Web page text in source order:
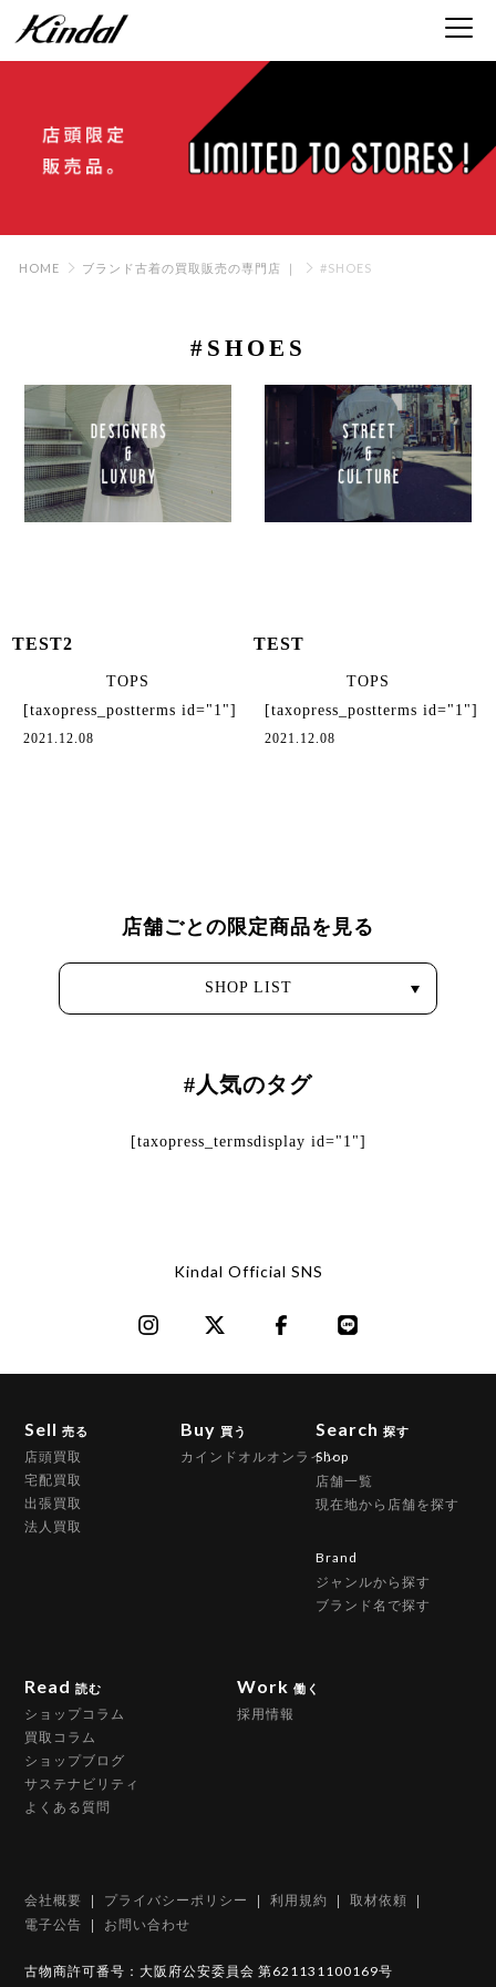
HOME ブランド古着の買取販売の専門店 ｜ #SHOES
#SHOES
TEST2
TOPS
[taxopress_postterms id="1"]
2021.12.08
TEST
TOPS
[taxopress_postterms id="1"]
2021.12.08
店舗ごとの限定商品を見る
SHOP LIST
#人気のタグ
[taxopress_termsdisplay id="1"]
Kindal Official SNS
Sell売る
店頭買取
宅配買取
出張買取
法人買取
Buy 買う
カインドオルオンライン
Search 探す
Shop
店舗一覧
現在地から店舗を探す
Brand
ジャンルから探す
ブランド名で探す
Read読む
ショップコラム
買取コラム
ショップブログ
サステナビリティ
よくある質問
Work 働く
採用情報
会社概要 プライバシーポリシー 利用規約
取材依頼
電子公告
お問い合わせ
古物商許可番号：大阪府公安委員会 第621131100169号